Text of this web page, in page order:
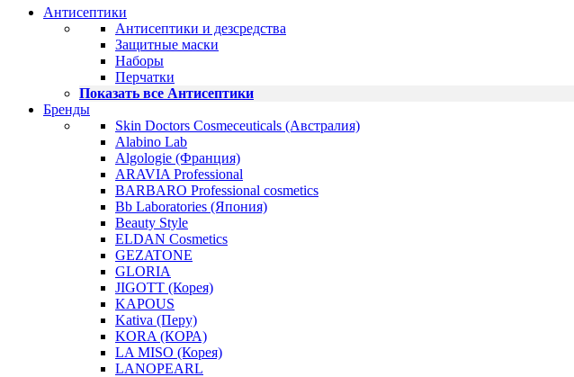
Антисептики
Антисептики и дезсредства
Защитные маски
Наборы
Перчатки
Показать все Антисептики
Бренды
Skin Doctors Cosmeceuticals (Австралия)
Alabino Lab
Algologie (Франция)
ARAVIA Professional
BARBARO Professional cosmetics
Bb Laboratories (Япония)
Beauty Style
ELDAN Cosmetics
GEZATONE
GLORIA
JIGOTT (Корея)
KAPOUS
Kativa (Перу)
KORA (КОРА)
LA MISO (Корея)
LANOPEARL